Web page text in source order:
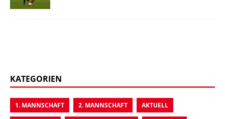
KATEGORIEN
1. MANNSCHAFT 2. MANNSCHAFT AKTUELL